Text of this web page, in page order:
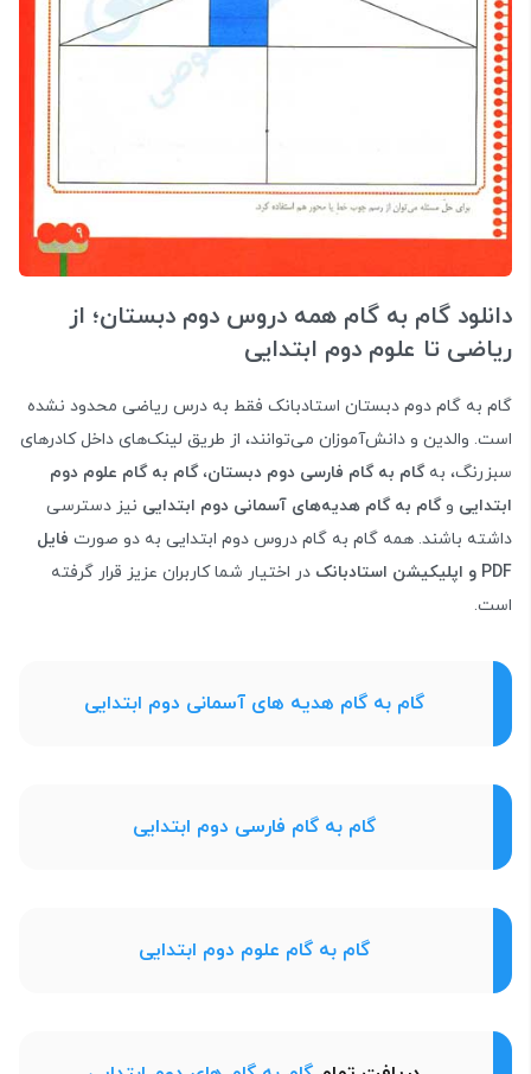
دانلود گام به گام همه دروس دوم دبستان؛ از
ریاضی تا علوم دوم ابتدایی
گام به گام دوم دبستان استادبانک فقط به درس ریاضی محدود نشده
است. والدین و دانش‌آموزان می‌توانند، از طریق لینک‌های داخل کادرهای
سبزرنگ، بهگام به گام فارسی دوم دبستان،گام به گام علوم دوم
ابتدایی وگام به گام هدیه‌های آسمانی دوم ابتدایی نیز دسترسی
داشته باشند. همه گام به گام دروس دوم ابتدایی به دو صورت فایل
PDF و اپلیکیشن استادبانک
در اختیار شما کاربران عزیز قرار گرفته
است.
گام به گام هدیه های آسمانی دوم ابتدایی
گام به گام فارسی دوم ابتدایی
گام به گام علوم دوم ابتدایی